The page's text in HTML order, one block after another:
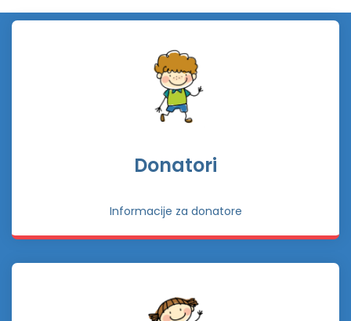
Donatori
Informacije za donatore